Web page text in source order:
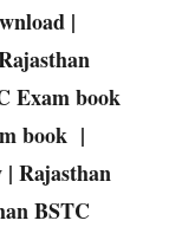
|
Exambook
book |
| Rajasthan
BSTC